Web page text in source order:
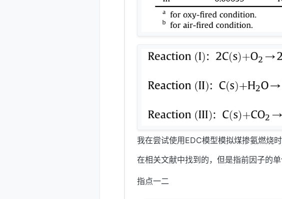
我在尝试使用EDC模型模拟煤掺氨燃烧
在相关文献中找到的，但是指前因子的
指点一二